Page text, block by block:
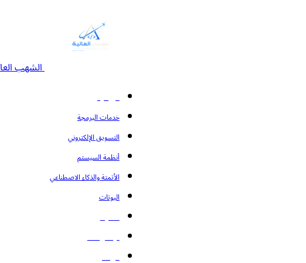
الشهب
الرئيسية
خدمات البرمجة
التسويق الإلكتروني
أنظمة السيستم
الأتمتة والذكاء الاصطناعي
البوتات
المدونة
تواصل معنا
من نحن